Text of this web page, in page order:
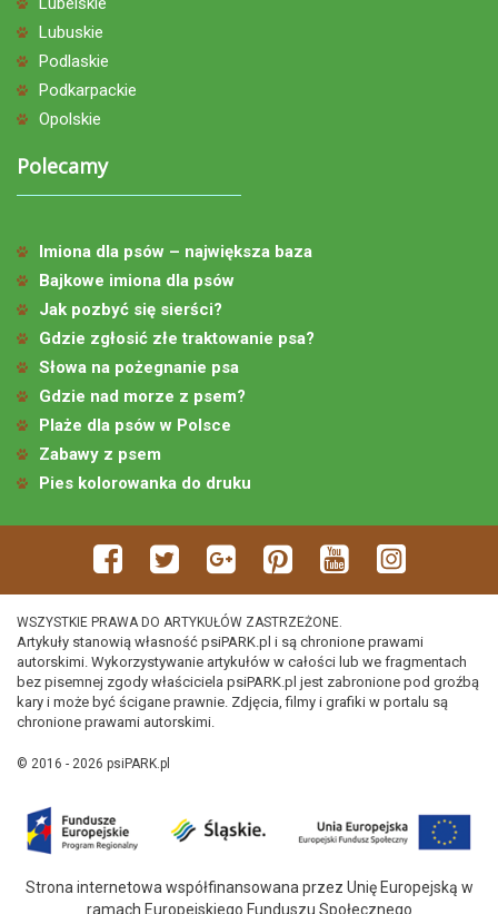
Lubuskie
Podlaskie
Podkarpackie
Opolskie
Polecamy
Imiona dla psów – największa baza
Bajkowe imiona dla psów
Jak pozbyć się sierści?
Gdzie zgłosić złe traktowanie psa?
Słowa na pożegnanie psa
Gdzie nad morze z psem?
Plaże dla psów w Polsce
Zabawy z psem
Pies kolorowanka do druku
WSZYSTKIE PRAWA DO ARTYKUŁÓW ZASTRZEŻONE.
Artykuły stanowią własność psiPARK.pl i są chronione prawami
autorskimi. Wykorzystywanie artykułów w całości lub we fragmentach
bez pisemnej zgody właściciela psiPARK.pl jest zabronione pod groźbą
kary i może być ścigane prawnie. Zdjęcia, filmy i grafiki w portalu są
chronione prawami autorskimi.
© 2016 - 2026 psiPARK.pl
Strona internetowa współfinansowana przez Unię Europejską w
ramach Europejskiego Funduszu Społecznego